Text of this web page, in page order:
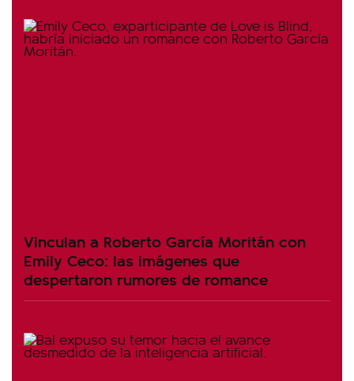
Vinculan a Roberto García Moritán con
Emily Ceco: las imágenes que
despertaron rumores de romance